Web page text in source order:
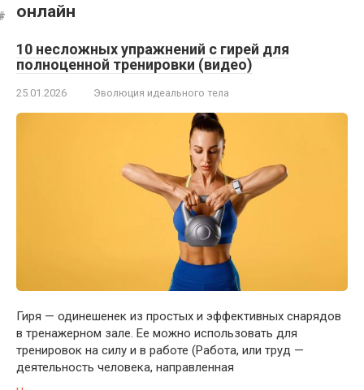
онлайн
10 несложных упражнений с гирей для
полноценной тренировки (видео)
25.01.2026 Эволюция идеального тела
Гиря — одинешенек из простых и эффективных снарядов
в тренажерном зале. Ее можно использовать для
тренировок на силу и в работе (Работа, или труд —
деятельность человека, направленная